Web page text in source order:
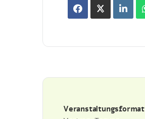
Veranstaltungsformat